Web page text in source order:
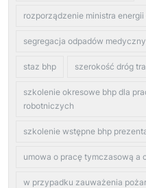
rozporządzenie ministra
segregacja odpadów
staz bhp szerokość dróg
szkolenie okresowe bhp dla
robotniczych
szkolenie wstępne bhp
umowa o pracę tymczasową a
w przypadku zauważenia